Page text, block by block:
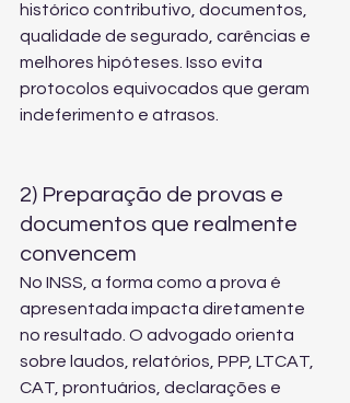
histórico contributivo, documentos,
qualidade de segurado, carências e
melhores hipóteses. Isso evita
protocolos equivocados que geram
indeferimento e atrasos.
2) Preparação de provas e
documentos que realmente
convencem
No INSS, a forma como a prova é
apresentada impacta diretamente
no resultado. O advogado orienta
sobre laudos, relatórios, PPP, LTCAT,
CAT, prontuários, declarações e